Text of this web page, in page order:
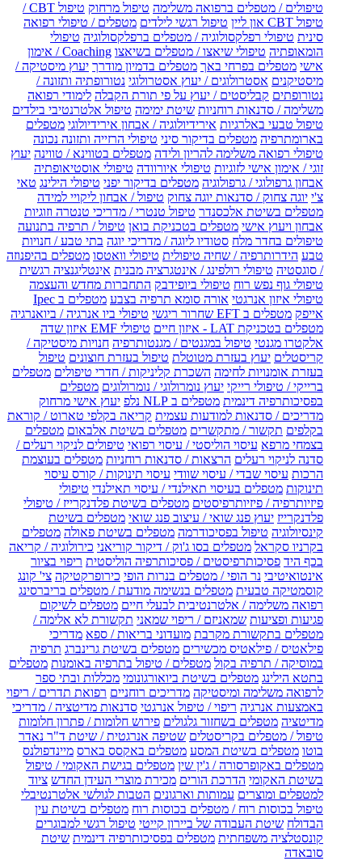
טיפולים / מטפלים ברפואה משלימה טיפול מרחוק
טיפול CBT /
טיפול CBT און ליין
טיפול רגשי לילדים מטפלים / טיפולי רפואה
סינית טיפולי רפלקסולוגיה / מטפלים ברפלקסולוגיה טיפולי
הומאופתיה טיפולי שיאצו / מטפלים בשיאצו
Coaching / אימון
אישי מטפלים בפרחי באך מטפלים בדמיון מודרך יעוץ מיסטיקה /
מיסטיקנים אסטרולוגים / יעוץ אסטרולוגי נטורופתיה ותזונה /
נטורופתים קבליסטים / יעוץ על פי תורת הקבלה לימודי רפואה
משלימה / סדנאות רוחניות שיטת ימימה טיפול אלטרנטיבי בילדים
טיפול טבעי באלרגיות אירידיולוגיה / אבחון אירידיולוגי מטפלים
בארומתרפיה מטפלים בדיקור סיני טיפולי הרזייה ותזונה נכונה
טיפולי רפואה משלימה להריון ולידה מטפלים בטווינא / טווינה יעוץ
זוגי / אימון אישי לזוגיות טיפולי איורוודה טיפולי אוסטיאופתיה
אבחון גרפולוגי / גרפולוגיה מטפלים בדיקור יפני טיפולי הילינג טאי
צ'י יוגה צחוק / סדנאות יוגה צחוק טיפול / אבחון ליקויי למידה
מטפלים בשיטת אלכסנדר טיפול טנטרי / מדריכי טנטרה וזוגיות
אבחון ויעוץ אישי מטפלים בטכניקת בואן טיפול / תרפיה בתנועה
טיפולים בחדר מלח סטודיו ליוגה / מדריכי יוגה בתי טבע / חנויות
טבע הידרותרפיה / שחיה טיפולית טיפולי וואטסו מטפלים בהיפנוזה
/ סוגסטיה טיפולי רולפינג / אינטגרציה מבנית אינטליגנציה רגשית
טיפולי גוף נפש רוח טיפולי ביופידבק התחברות מחדש והעצמה
טיפולי איזון אנרגטי אורה סומא תרפיה בצבע
מטפלים ב Ipec
אייפק מטפלים ב EFT שחרור ריגשי
טיפולי ביו אנרגיה / ביואנרגיה
מטפלים בטכניקת LAT - איזון חיים
טיפולי EMF איזון שדה
אלקטרו מגנטי טיפול במגנטים / מגנטותרפיה חנויות מיסטיקה /
קריסטלים יעוץ בעזרת מטוטלת טיפול בעזרת חוצונים טיפול
בעזרת אומנויות לחימה השכרת קליניקות / חדרי טיפולים מטפלים
ברייקי / טיפולי רייקי יעוץ נומרולוגי / נומרולוגים מטפלים
בפסיכותרפיה דינמית מטפלים ב NLP נלפ
יעוץ אישי מרחוק
מדריכים / סדנאות למודעות עצמית קריאה בקלפי טארוט / קוראת
בקלפים תקשור / מתקשרים מטפלים בשיטת אלבאום מטפלים
בצמחי מרפא עיסוי הוליסטי / עיסוי רפואי טיפולים לניקוי רעלים /
סדנה לניקוי רעלים הרצאות / סדנאות רוחניות מטפלים בעוצמת
הרכות עיסוי שבדי / עיסוי שוודי עיסוי תינוקות / קורס עיסוי
תינוקות מטפלים בעיסוי תאילנדי / עיסוי תאילנדי טיפולי
פיזיותרפיה / פיזיותרפיסטים מטפלים בשיטת פלדנקרייז / טיפולי
פלדנקרייז יעוץ פנג שואי / עיצוב פנג שואי מטפלים בשיטת
קינסיולוגיה טיפול בפסיכודרמה מטפלים בשיטת פאולה מטפלים
בקרניו סקראל מטפלים בסו ג'וק / דיקור קוריאני כירולוגיה / קריאה
בכף היד פסיכותרפיסטים / פסיכותרפיה הוליסטית ריפוי בציור
אינטואיטיבי נר הופי / מטפלים בנרות הופי כירופרקטיקה צי' קונג
קוסמטיקה טבעית מטפלים בנשימה מודעת / מטפלים בריברסינג
רפואה משלימה / אלטרנטיבית לבעלי חיים מטפלים לשיקום
פגיעות ופציעות שמאניזם / ריפוי שמאני תקשורת לא אלימה /
מטפלים בתקשורת מקרבת מועדוני בריאות / ספא מדריכי
פילאטיס / פילאטיס מכשירים מטפלים בשיטת גרינברג תרפיה
במוסיקה / תרפיה בקול מטפלים / טיפול בתרפיה באומנות מטפלים
בתטא הילינג מטפלים בשיטת ביואורגונומי מכללות ובתי ספר
לרפואה משלימה ומיסטיקה מדריכים רוחניים רפואת תדרים / ריפוי
באמצעות אנרגיה ריפוי / טיפול אנרגטי סדנאות מדיטציה / מדריכי
מדיטציה מטפלים בשחזור גלגולים פירוש חלומות / פתרון חלומות
טיפול / מטפלים בקריסטלים שטיפה אנרגטית / שיטת ד"ר נאדר
בוטו מטפלים בשיטת המסע מטפלים באקסס בארס מיינדפולנס
מטפלים באקופרסורה / ג'ין שין מטפלים בגישת האקומי / טיפול
בשיטת האקומי הדרכת הורים מכירת מוצרי העידן החדש ציוד
למטפלים ומוצרים עמותות וארגונים הטבות לגולשי אלטרנטיבלי
טיפול בכוסות רוח / מטפלים בכוסות רוח מטפלים בשיטת עין
הבדולח שיטת העבודה של ביירון קייטי טיפול רגשי למבוגרים
קונסטלציה משפחתית מטפלים בפסיכותרפיה דינמית שיטת
סובאדה